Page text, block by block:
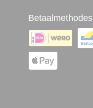
Betaalmethodes